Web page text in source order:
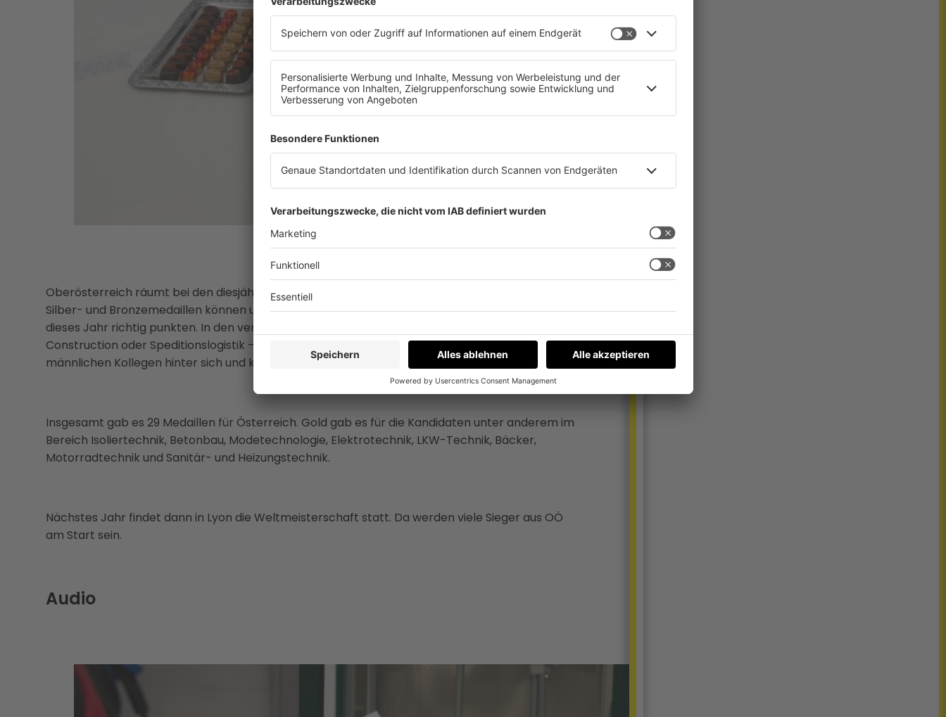
Oberösterreich räumt bei den diesjährigen Austrian Skills ordentlich ab. 13 Gold- sowie je acht
Silber- und Bronzemedaillen können unsere Kandidaten vorzeigen. Vor allem die Frauen konnten
dieses Jahr richtig punkten. In den vermeintlichen Männerdomänen wie Kfz-Technik, Digital
Construction oder Speditionslogistik – trotzen die Spezialistinnen allen Klischees, lassen ihre
männlichen Kollegen hinter sich und küren sich folglich zu Staatsmeisterinnen ihres Fachs.
Insgesamt gab es 29 Medaillen für Österreich. Gold gab es für die Kandidaten unter anderem im
Bereich Isoliertechnik, Betonbau, Modetechnologie, Elektrotechnik, LKW-Technik, Bäcker,
Motorradtechnik und Sanitär- und Heizungstechnik.
Nächstes Jahr findet dann in Lyon die Weltmeisterschaft statt. Da werden viele Sieger aus OÖ
am Start sein.
Audio